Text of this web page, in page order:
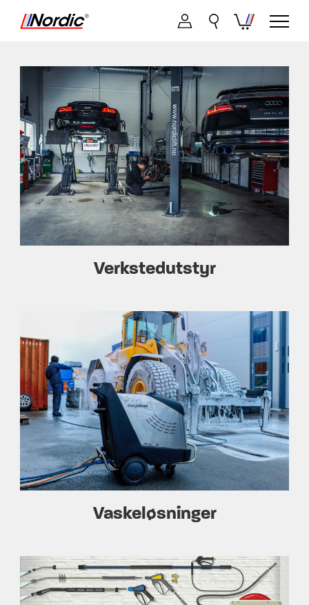
Verkstedutstyr
Vaskeløsninger